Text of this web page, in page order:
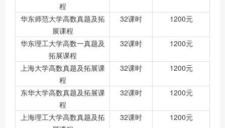
程
华东师范大学高数真题及拓
展课程
32课时 1200元
华东理工大学高数一真题及
拓展课程
32课时 1200元
上海大学高数真题及拓展课
程
32课时 1200元
东华大学高数真题及拓展课
程
32课时 1200元
上海理工大学高数真题及拓
32课时 1200元